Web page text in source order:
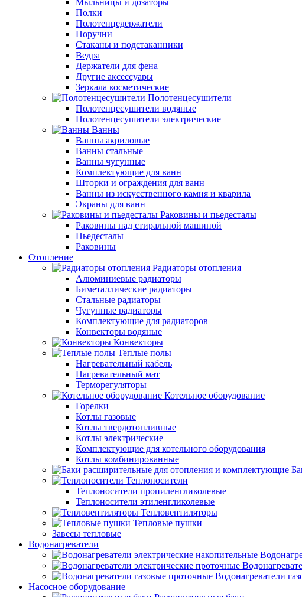
Мыльницы и дозаторы
Полки
Полотенцедержатели
Поручни
Стаканы и подстаканники
Ведра
Держатели для фена
Другие аксессуары
Зеркала косметические
Полотенцесушители
Полотенцесушители водяные
Полотенцесушители электрические
Ванны
Ванны акриловые
Ванны стальные
Ванны чугунные
Комплектующие для ванн
Шторки и ограждения для ванн
Ванны из искусственного камня и кварила
Экраны для ванн
Раковины и пьедесталы
Раковины над стиральной машиной
Пьедесталы
Раковины
Отопление
Радиаторы отопления
Алюминиевые радиаторы
Биметаллические радиаторы
Стальные радиаторы
Чугунные радиаторы
Комплектующие для радиаторов
Конвекторы водяные
Конвекторы
Теплые полы
Нагревательный кабель
Нагревательный мат
Терморегуляторы
Котельное оборудование
Горелки
Котлы газовые
Котлы твердотопливные
Котлы электрические
Комплектующие для котельного оборудования
Котлы комбинированные
Теплоносители
Теплоносители пропиленгликолевые
Теплоносители этиленгликолевые
Тепловентиляторы
Тепловые пушки
Завесы тепловые
Водонагреватели
Водонагреватели
Насосное оборудование